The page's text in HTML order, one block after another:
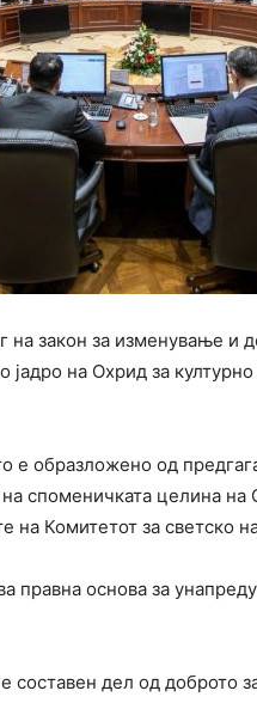
на закон за изменување и
јадро на Охрид за
е образложено од
споменичката целина
на Комитетот за светско
правна основа за
составен дел од доброто